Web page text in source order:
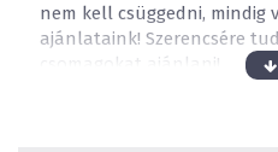
nem kell csüggedni, mindig
ajánlataink! Szerencsére
csomagokat ajánlani!